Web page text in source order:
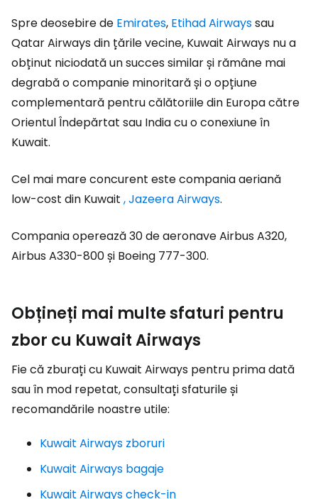
Spre deosebire de Emirates, Etihad Airwayssau
Qatar Airways din țările vecine, Kuwait Airways nu a
obținut niciodată un succes similar și rămâne mai
degrabă o companie minoritară și o opțiune
complementară pentru călătoriile din Europa către
Orientul Îndepărtat sau India cu o conexiune în
Kuwait.
Cel mai mare concurent este compania aeriană
low-cost din Kuwait , Jazeera Airways.
Compania operează 30 de aeronave Airbus A320,
Airbus A330-800 și Boeing 777-300.
Obțineți mai multe sfaturi pentru
zbor cu Kuwait Airways
Fie că zburați cu Kuwait Airways pentru prima dată
sau în mod repetat, consultați sfaturile și
recomandările noastre utile:
Kuwait Airways zboruri
Kuwait Airways bagaje
Kuwait Airways check-in